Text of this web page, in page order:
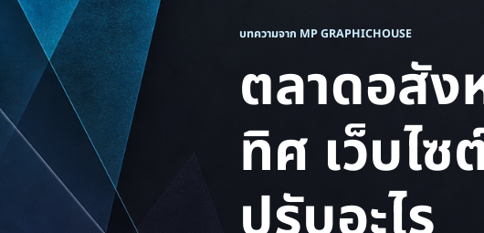
บทความจาก MP GRAPHICHOUSE
ตลาดอสัง
ทิศ เว็บไ